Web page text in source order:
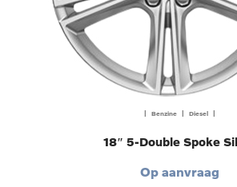
| Benzine | Diesel |
18″ 5-Double Spoke
Op aanvraag